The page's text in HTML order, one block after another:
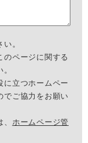
。
ページに関する
立つホームペー
でご協力をお願い
ホームページ管